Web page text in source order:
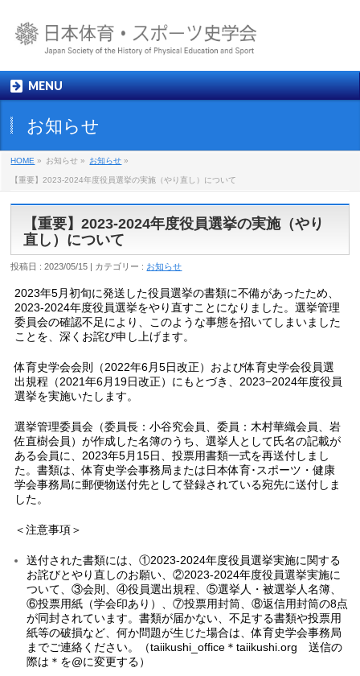
MENU
お知らせ
HOME » お知らせ » お知らせ »
【重要】2023-2024年度役員選挙の実施（やり直し）について
【重要】2023-2024年度役員選挙の実施（やり
直し）について
投稿日 : 2023/05/15 | カテゴリー : お知らせ
2023年5月初旬に発送した役員選挙の書類に不備があったため、
2023-2024年度役員選挙をやり直すことになりました。選挙管理
委員会の確認不足により、このような事態を招いてしまいました
ことを、深くお詫び申し上げます。
体育史学会会則（2022年6月5日改正）および体育史学会役員選
出規程（2021年6月19日改正）にもとづき、2023−2024年度役員
選挙を実施いたします。
選挙管理委員会（委員長：小谷究会員、委員：木村華織会員、岩
佐直樹会員）が作成した名簿のうち、選挙人として氏名の記載が
ある会員に、2023年5月15日、投票用書類一式を再送付しまし
た。書類は、体育史学会事務局または日本体育･スポーツ・健康
学会事務局に郵便物送付先として登録されている宛先に送付しま
した。
＜注意事項＞
送付された書類には、①2023-2024年度役員選挙実施に関する
お詫びとやり直しのお願い、②2023-2024年度役員選挙実施に
ついて、③会則、④役員選出規程、⑤選挙人・被選挙人名簿、
⑥投票用紙（学会印あり）、⑦投票用封筒、⑧返信用封筒の8点
が同封されています。書類が届かない、不足する書類や投票用
紙等の破損など、何か問題が生じた場合は、体育史学会事務局
までご連絡ください。（taiikushi_office＊taiikushi.org 送信の
際は＊を@に変更する）